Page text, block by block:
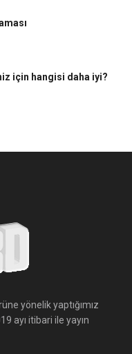
için hangisi daha iyi?
yönelik yaptığımız
ayı itibari ile yayın